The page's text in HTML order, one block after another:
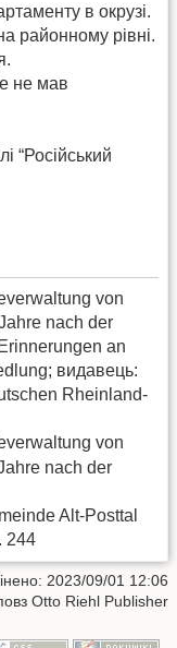
в окрузі.
районному рівні.
не мав
“Російський
von
nach der
an
видавець:
Rheinland-
von
nach der
Alt-Posttal
244
2023/09/01 12:06
Otto Riehl Publisher